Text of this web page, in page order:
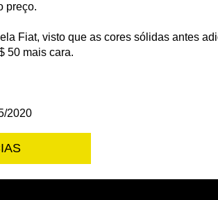
preço.
Fiat, visto que as cores sólidas antes
50 mais cara.
2020